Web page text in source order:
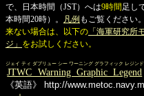
で、日本時間（JST）へは9時間 足し
本時間20時）。
凡例 もご覧ください。
来ない場合は、以下の 「海軍研究所
ジ」 をお試しください。
JTWC Warning Graphic Legend
ジェイ ティ ダブリュー シー ワーニング グラフィック レジンド
《英語》
http://